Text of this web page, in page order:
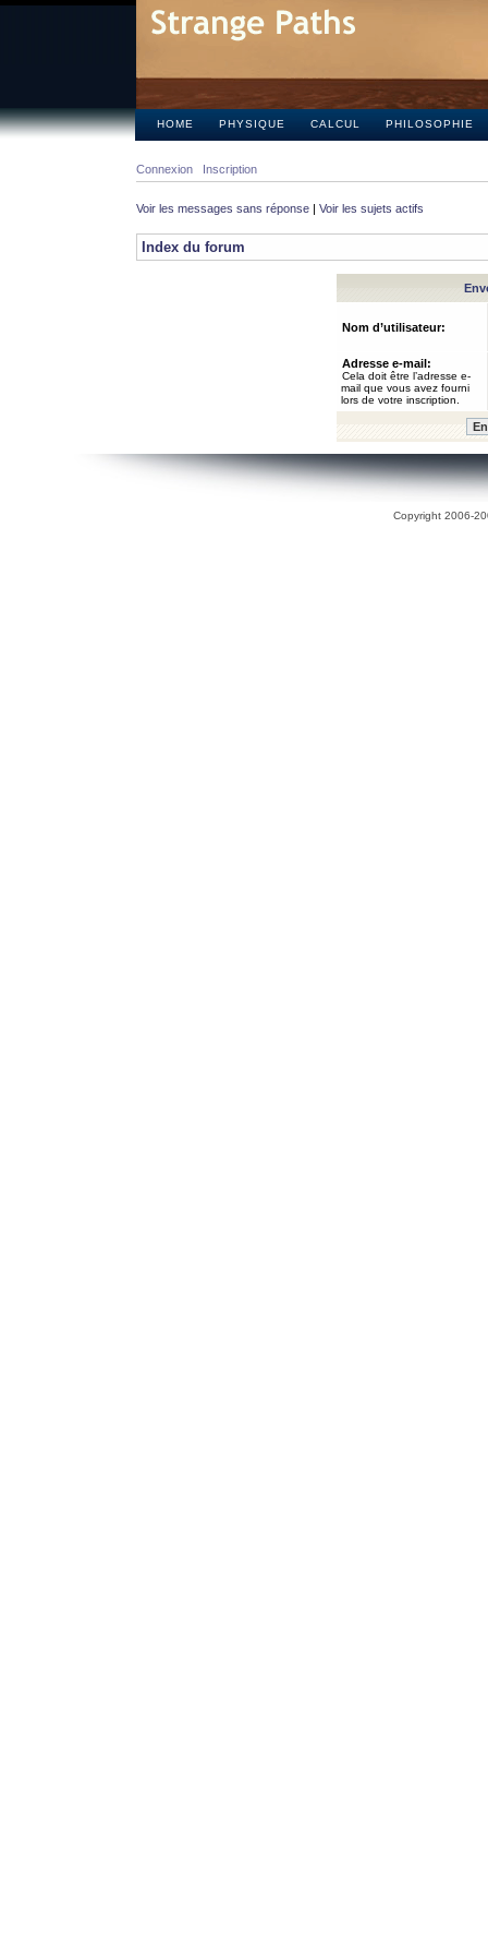
HOME PHYSIQUE CALCUL PHILOSOPHIE
Connexion Inscription
Voir les messages sans réponse | Voir les sujets actifs
Index du forum
Nom d’utilisateur:
Adresse e-mail:
Cela doit être l’adresse e-
mail que vous avez fourni
lors de votre inscription.
Copyright 2006-